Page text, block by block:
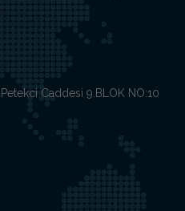
Caddesi 9.BLOK NO:10